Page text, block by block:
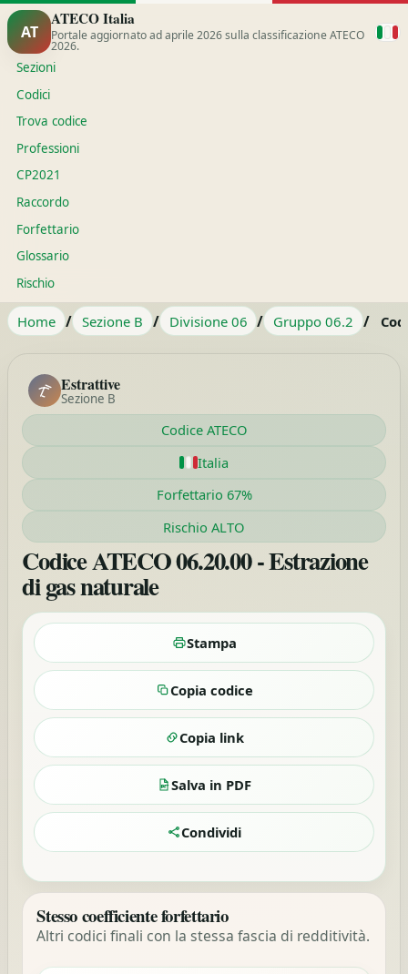
AT
ATECO Italia
Portale aggiornato ad aprile 2026 sulla classificazione ATECO
2026.
Sezioni
Codici
Trova codice
Professioni
CP2021
Raccordo
Forfettario
Glossario
Rischio
Home / Sezione B / Divisione 06 / Gruppo 06.2 /
Estrattive
Sezione B
Codice ATECO
Italia
Forfettario 67%
Rischio ALTO
Codice ATECO 06.20.00 - Estrazione
di gas naturale
Stampa
Copia codice
Copia link
Salva in PDF
Condividi
Stesso coefficiente forfettario
Altri codici finali con la stessa fascia di redditività.